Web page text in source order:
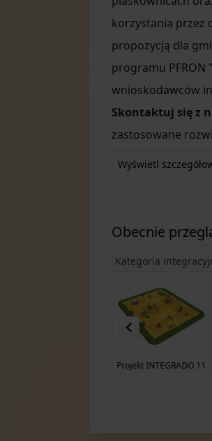
korzystania przez
propozycją dla
programu
wnioskodawców
Skontaktuj się z
zastosowane
Wyświetl
Obecnie
Kategoria
Projekt INTEGRADO 11